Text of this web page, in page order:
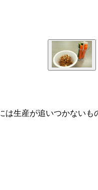
は生産が追いつかない